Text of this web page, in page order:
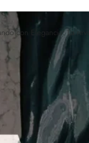
con Elegancia: La